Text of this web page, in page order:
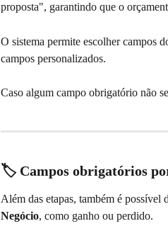
proposta", garantindo que o
O sistema permite escolher campos
campos personalizados.
Caso algum campo obrigatório não
🏷️ Campos obrigatórios
Além das etapas, também é
Negócio, como ganho ou perdido.